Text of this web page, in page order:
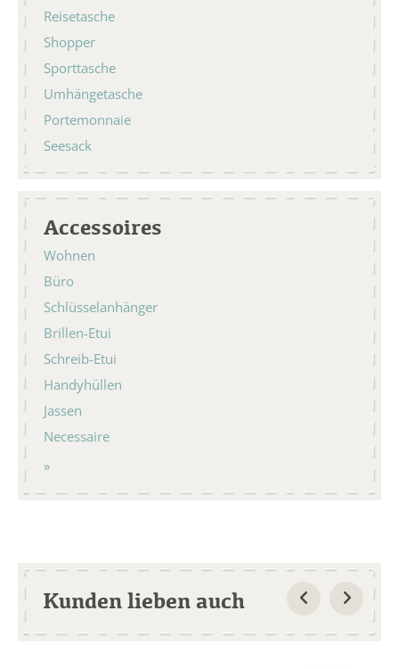
Reisetasche
Shopper
Sporttasche
Umhängetasche
Portemonnaie
Seesack
Accessoires
Wohnen
Büro
Schlüsselanhänger
Brillen-Etui
Schreib-Etui
Handyhüllen
Jassen
Necessaire
Kunden lieben auch